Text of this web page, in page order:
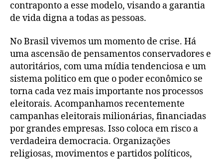
contraponto a esse modelo, visando a garantia
de vida digna a todas as pessoas.
No Brasil vivemos um momento de crise. Há
uma ascensão de pensamentos conservadores e
autoritários, com uma mídia tendenciosa e um
sistema politico em que o poder econômico se
torna cada vez mais importante nos processos
eleitorais. Acompanhamos recentemente
campanhas eleitorais milionárias, financiadas
por grandes empresas. Isso coloca em risco a
verdadeira democracia. Organizações
religiosas, movimentos e partidos políticos,